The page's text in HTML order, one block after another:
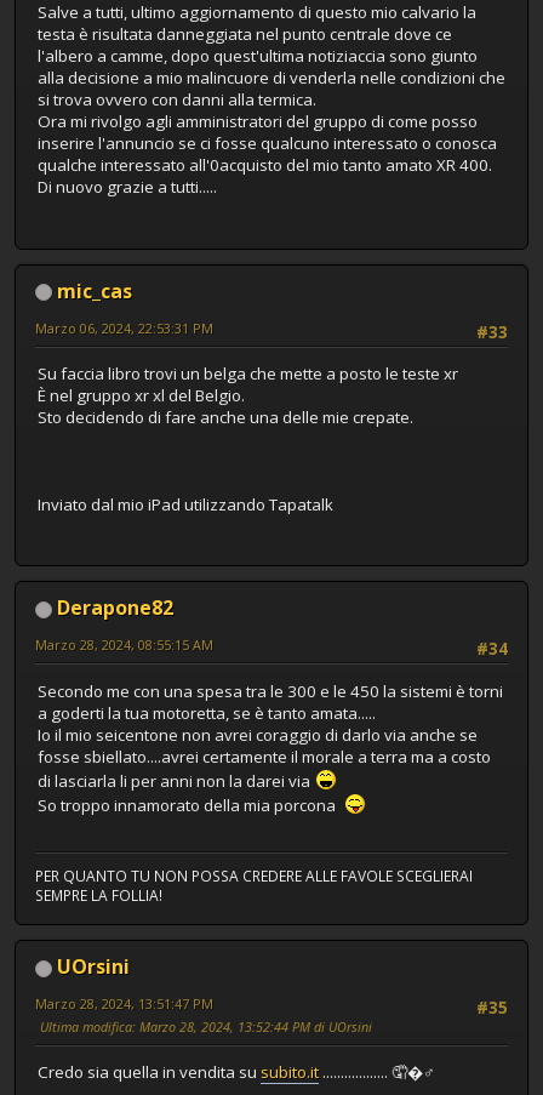
Salve a tutti, ultimo aggiornamento di questo mio calvario la
testa è risultata danneggiata nel punto centrale dove ce
l'albero a camme, dopo quest'ultima notiziaccia sono giunto
alla decisione a mio malincuore di venderla nelle condizioni che
si trova ovvero con danni alla termica.
Ora mi rivolgo agli amministratori del gruppo di come posso
inserire l'annuncio se ci fosse qualcuno interessato o conosca
qualche interessato all'0acquisto del mio tanto amato XR 400.
Di nuovo grazie a tutti.....
mic_cas
#33
Marzo 06, 2024, 22:53:31 PM
Su faccia libro trovi un belga che mette a posto le teste xr
È nel gruppo xr xl del Belgio.
Sto decidendo di fare anche una delle mie crepate.
Inviato dal mio iPad utilizzando Tapatalk
Derapone82
#34
Marzo 28, 2024, 08:55:15 AM
Secondo me con una spesa tra le 300 e le 450 la sistemi è torni
a goderti la tua motoretta, se è tanto amata.....
Io il mio seicentone non avrei coraggio di darlo via anche se
fosse sbiellato....avrei certamente il morale a terra ma a costo
di lasciarla li per anni non la darei via
So troppo innamorato della mia porcona
PER QUANTO TU NON POSSA CREDERE ALLE FAVOLE SCEGLIERAI
SEMPRE LA FOLLIA!
UOrsini
#35
Marzo 28, 2024, 13:51:47 PM
Ultima modifica: Marzo 28, 2024, 13:52:44 PM di UOrsini
Credo sia quella in vendita su subito.it.................. 🤦�♂️